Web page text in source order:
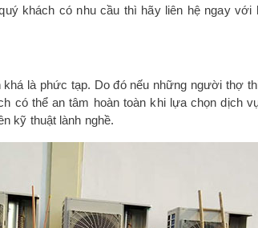
khách có nhu cầu thì hãy liên hệ ngay
là phức tạp. Do đó nếu những người thợ
có thể an tâm hoàn toàn khi lựa chọn dịch
kỹ thuật lành nghề.